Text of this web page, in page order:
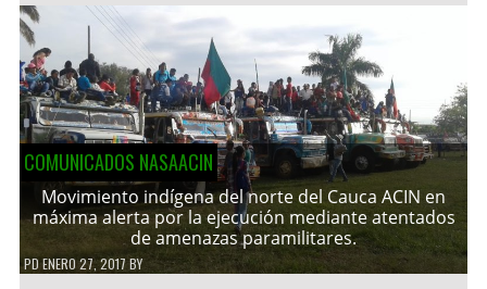
COMUNICADOS NASAACIN
Movimiento indígena del norte del Cauca ACIN en
máxima alerta por la ejecución mediante atentados
de amenazas paramilitares.
PDENERO 27, 2017 BY